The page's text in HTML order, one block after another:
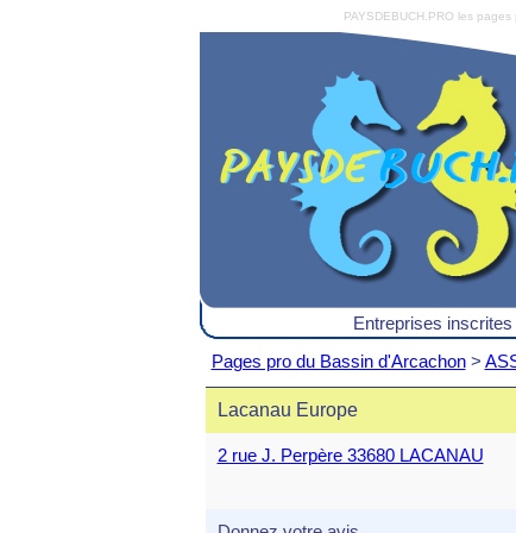
PAYSDEBUCH.PRO les
Entreprises
Pages pro du Bassin d'Arcachon>
Lacanau Europe
2 rue J. Perpère 33680 LACANAU